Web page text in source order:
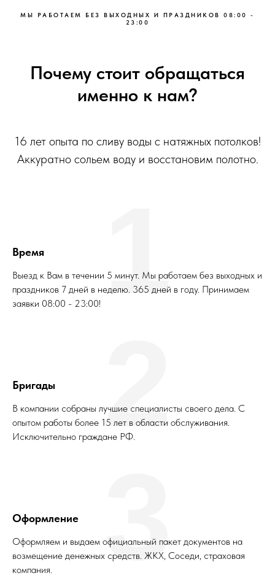
MЫ РАБOТAЕМ БEЗ ВЫХОДНЫХ И ПРАЗДНИКOВ 08:00 -
23:00
Почему стоит обращаться
именно к нам?
16 лет опыта по сливу воды с натяжных потолков!
Аккуратно сольем воду и восстановим полотно.
Время
Выезд к Вам в течении 5 минут. Мы работаем без выходных и
праздников 7 дней в неделю. 365 дней в году. Принимаем
заявки 08:00 - 23:00! 1
Бригады
В компании собраны лучшие специалисты своего дела. С
опытом работы более 15 лет в области обслуживания.
Исключительно граждане РФ.2
Оформление
Оформляем и выдаем официальный пакет документов на
возмещение денежных средств. ЖКХ, Соседи, страховая
компания.
3